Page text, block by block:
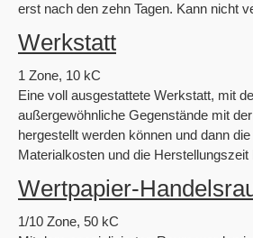
erst nach den zehn Tagen. Kann nicht
Werkstatt
1 Zone, 10 kC
Eine voll ausgestattete Werkstatt, mit
außergewöhnliche Gegenstände mit
hergestellt werden können und dann
Materialkosten und die Herstellungszeit
Wertpapier-
1/10 Zone, 50 kC